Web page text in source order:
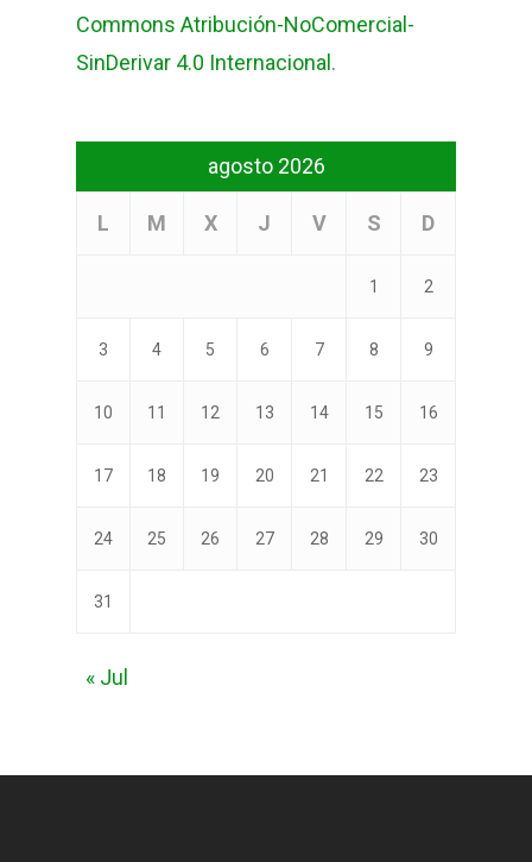
Commons Atribución-NoComercial-
SinDerivar 4.0 Internacional.
agosto 2026
L M X J V S D
1 2
3 4 5 6 7 8 9
10 11 12 13 14 15 16
17 18 19 20 21 22 23
24 25 26 27 28 29 30
31
« Jul